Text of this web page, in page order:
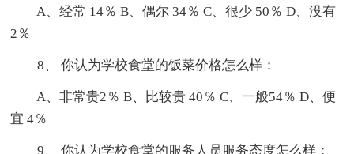
A、经常 14％ B、偶尔 34％ C、很少 50％ D、没有
2％
8、 你认为学校食堂的饭菜价格怎么样：
A、非常贵2％ B、比较贵 40％ C、一般54％ D、便
宜 4％
9、 你认为学校食堂的服务人员服务态度怎么样：